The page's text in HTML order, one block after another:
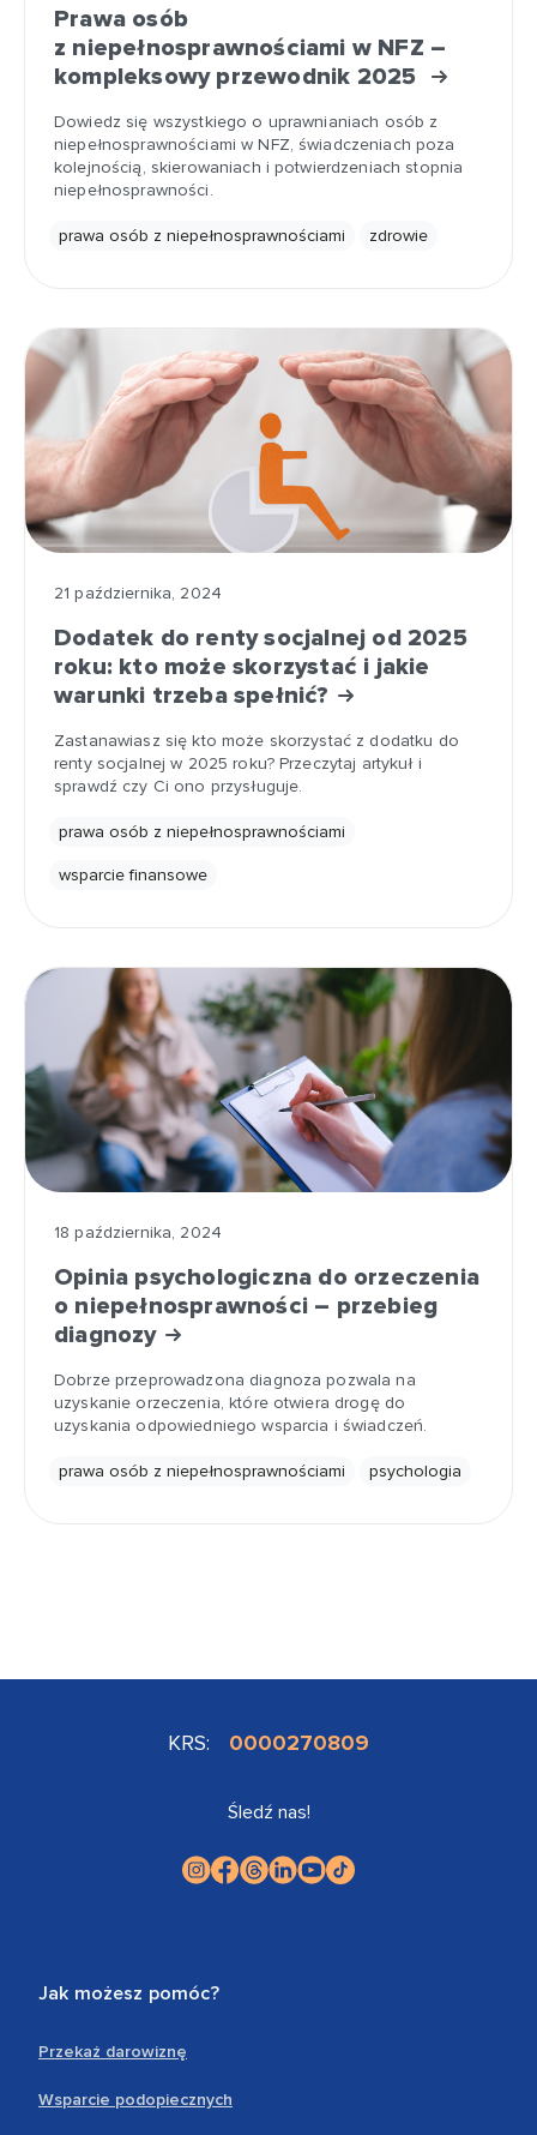
Prawa osób
z niepełnosprawnościami w NFZ –
kompleksowy przewodnik 2025
Dowiedz się wszystkiego o uprawnianiach osób z
niepełnosprawnościami w NFZ, świadczeniach poza
kolejnością, skierowaniach i potwierdzeniach stopnia
niepełnosprawności.
prawa osób z niepełnosprawnościami zdrowie
21 października, 2024
Dodatek do renty socjalnej od 2025
roku: kto może skorzystać i jakie
warunki trzeba spełnić?
Zastanawiasz się kto może skorzystać z dodatku do
renty socjalnej w 2025 roku? Przeczytaj artykuł i
sprawdź czy Ci ono przysługuje.
prawa osób z niepełnosprawnościami
wsparcie finansowe
18 października, 2024
Opinia psychologiczna do orzeczenia
o niepełnosprawności – przebieg
diagnozy
Dobrze przeprowadzona diagnoza pozwala na
uzyskanie orzeczenia, które otwiera drogę do
uzyskania odpowiedniego wsparcia i świadczeń.
prawa osób z niepełnosprawnościami psychologia
KRS: 0000270809
Śledź nas!
Jak możesz pomóc?
Przekaż darowiznę
Wsparcie podopiecznych